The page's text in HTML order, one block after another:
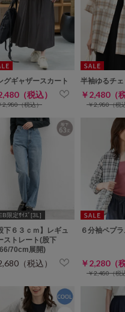
グギャザースカート
（税込）
2,980（税込）
半袖ゆるチ
￥2,480（
￥2,980（税
限定ｻｲｽﾞ[3L]
下６３ｃｍ】レギュ
ストレート(股下
70cm展開)
（税込）
６分袖ペプ
￥2,280（
￥2,480（税